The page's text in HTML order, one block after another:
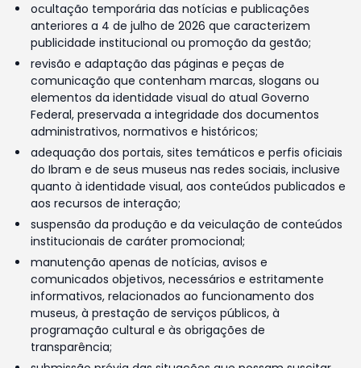
ocultação temporária das notícias e publicações
anteriores a 4 de julho de 2026 que caracterizem
publicidade institucional ou promoção da gestão;
revisão e adaptação das páginas e peças de
comunicação que contenham marcas, slogans ou
elementos da identidade visual do atual Governo
Federal, preservada a integridade dos documentos
administrativos, normativos e históricos;
adequação dos portais, sites temáticos e perfis oficiais
do Ibram e de seus museus nas redes sociais, inclusive
quanto à identidade visual, aos conteúdos publicados e
aos recursos de interação;
suspensão da produção e da veiculação de conteúdos
institucionais de caráter promocional;
manutenção apenas de notícias, avisos e
comunicados objetivos, necessários e estritamente
informativos, relacionados ao funcionamento dos
museus, à prestação de serviços públicos, à
programação cultural e às obrigações de
transparência;